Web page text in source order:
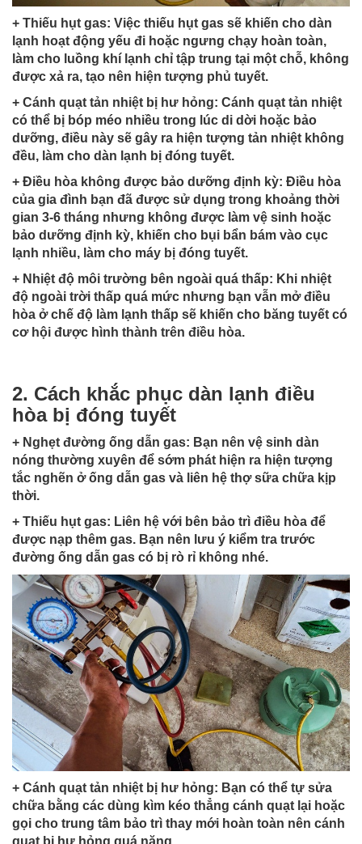
+ Thiếu hụt gas: Việc thiếu hụt gas sẽ khiến cho dàn
lạnh hoạt động yếu đi hoặc ngưng chạy hoàn toàn,
làm cho luồng khí lạnh chỉ tập trung tại một chỗ, không
được xả ra, tạo nên hiện tượng phủ tuyết.
+ Cánh quạt tản nhiệt bị hư hỏng: Cánh quạt tản nhiệt
có thể bị bóp méo nhiều trong lúc di dời hoặc bảo
dưỡng, điều này sẽ gây ra hiện tượng tản nhiệt không
đều, làm cho dàn lạnh bị đóng tuyết.
+ Điều hòa không được bảo dưỡng định kỳ: Điều hòa
của gia đình bạn đã được sử dụng trong khoảng thời
gian 3-6 tháng nhưng không được làm vệ sinh hoặc
bảo dưỡng định kỳ, khiến cho bụi bẩn bám vào cục
lạnh nhiều, làm cho máy bị đóng tuyết.
+ Nhiệt độ môi trường bên ngoài quá thấp: Khi nhiệt
độ ngoài trời thấp quá mức nhưng bạn vẫn mở điều
hòa ở chế độ làm lạnh thấp sẽ khiến cho băng tuyết có
cơ hội được hình thành trên điều hòa.
2. Cách khắc phục dàn lạnh điều
hòa bị đóng tuyết
+ Nghẹt đường ống dẫn gas: Bạn nên vệ sinh dàn
nóng thường xuyên để sớm phát hiện ra hiện tượng
tắc nghẽn ở ống dẫn gas và liên hệ thợ sữa chữa kịp
thời.
+ Thiếu hụt gas: Liên hệ với bên bảo trì điều hòa để
được nạp thêm gas. Bạn nên lưu ý kiểm tra trước
đường ống dẫn gas có bị rò rỉ không nhé.
+ Cánh quạt tản nhiệt bị hư hỏng: Bạn có thể tự sửa
chữa bằng các dùng kìm kéo thẳng cánh quạt lại hoặc
gọi cho trung tâm bảo trì thay mới hoàn toàn nên cánh